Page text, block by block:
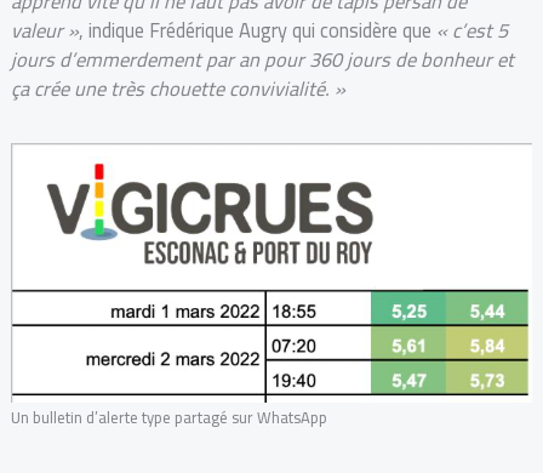
valeur », indique Frédérique Augry qui considère que « c’est 5
jours d’emmerdement par an pour 360 jours de bonheur et
ça crée une très chouette convivialité. »
Un bulletin d’alerte type partagé sur WhatsApp